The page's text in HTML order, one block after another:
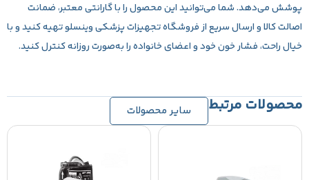
پوشش می‌دهد. شما می‌توانید این محصول را با گارانتی معتبر، ضمانت
اصالت کالا و ارسال سریع از فروشگاه تجهیزات پزشکیوینسلوتهیه کنید و با
خیال راحت، فشار خون خود و اعضای خانواده را به‌صورت روزانه کنترل کنید.
محصولات مرتبط سایر محصولات